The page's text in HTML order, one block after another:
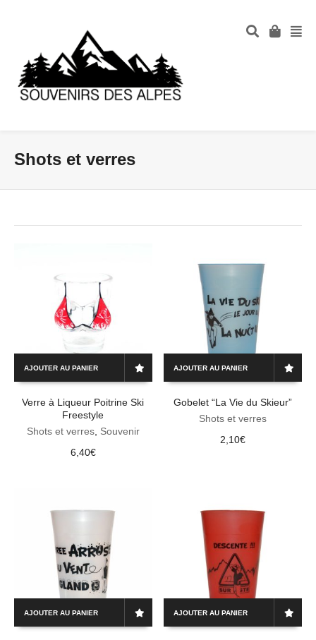
Shots et verres
AJOUTER AU PANIER
Verre à Liqueur Poitrine Ski
Freestyle
Shots et verres, Souvenir
6,40€
AJOUTER AU PANIER
Gobelet “La Vie du Skieur”
Shots et verres
2,10€
AJOUTER AU PANIER AJOUTER AU PANIER